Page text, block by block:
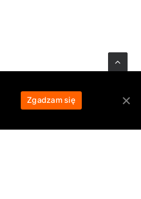
Zgadzam się